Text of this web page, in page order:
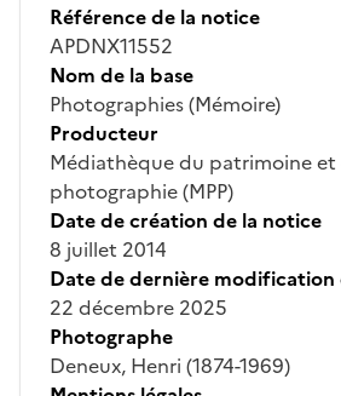
Référence de la notice
APDNX11552
Nom de la base
Photographies (Mémoire)
Producteur
Médiathèque du patrimoine et
photographie (MPP)
Date de création de la notice
8 juillet 2014
Date de dernière modification
22 décembre 2025
Photographe
Deneux, Henri (1874-1969)